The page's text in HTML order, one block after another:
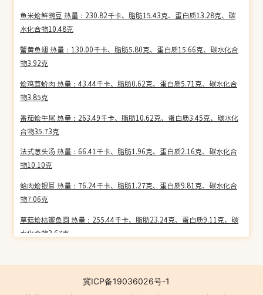
阿城贡 即食阿胶糕(无糖型)
热量：74.09千卡（每100g）
雀皇 益生元清清宝(蜂蜜菊花)
红颜堂 阿胶糕固元糕
鱼米烩鲜豌豆 热量：230.82千卡、脂肪15.43克、蛋白质13.28克、碳
水化合物10.48克
蟹黄鱼翅 热量：130.00千卡、脂肪5.80克、蛋白质15.66克、碳水化合
物3.92克
烩鸡茸蚧肉 热量：43.44千卡、脂肪0.62克、蛋白质5.71克、碳水化合
物3.85克
番茄烩牛尾 热量：263.49千卡、脂肪10.62克、蛋白质3.45克、碳水化
合物35.73克
法式葱头汤 热量：66.41千卡、脂肪1.96克、蛋白质2.16克、碳水化合
物10.10克
蛤肉烩银耳 热量：76.24千卡、脂肪1.27克、蛋白质9.81克、碳水化合
物7.06克
草菇烩桔瓣鱼圆 热量：255.44千卡、脂肪23.24克、蛋白质9.11克、碳
水化合物2.67克
2.41克
白葡萄酒烩鸡 热量：176.48千卡、脂肪11.85克、蛋白质11.26克、碳
冀ICP备19036026号-1